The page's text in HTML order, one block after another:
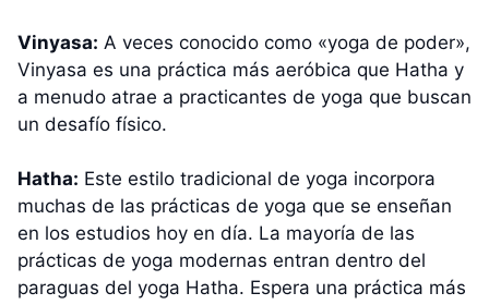
Vinyasa: A veces conocido como «yoga de poder»,
Vinyasa es una práctica más aeróbica que Hatha y
a menudo atrae a practicantes de yoga que buscan
un desafío físico.
Hatha: Este estilo tradicional de yoga incorpora
muchas de las prácticas de yoga que se enseñan
en los estudios hoy en día. La mayoría de las
prácticas de yoga modernas entran dentro del
paraguas del yoga Hatha. Espera una práctica más